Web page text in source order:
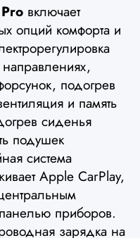
включает
опций комфорта и
подогрев
и память
сиденья
подушек
система
Apple CarPlay,
приборов.
зарядка на